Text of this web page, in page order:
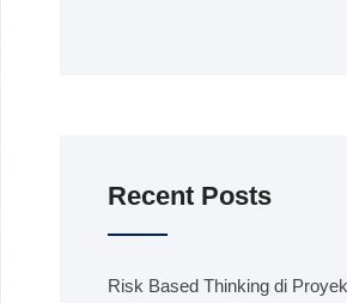
Recent Posts
Risk Based Thinking di